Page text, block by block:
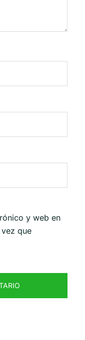
y web en
que